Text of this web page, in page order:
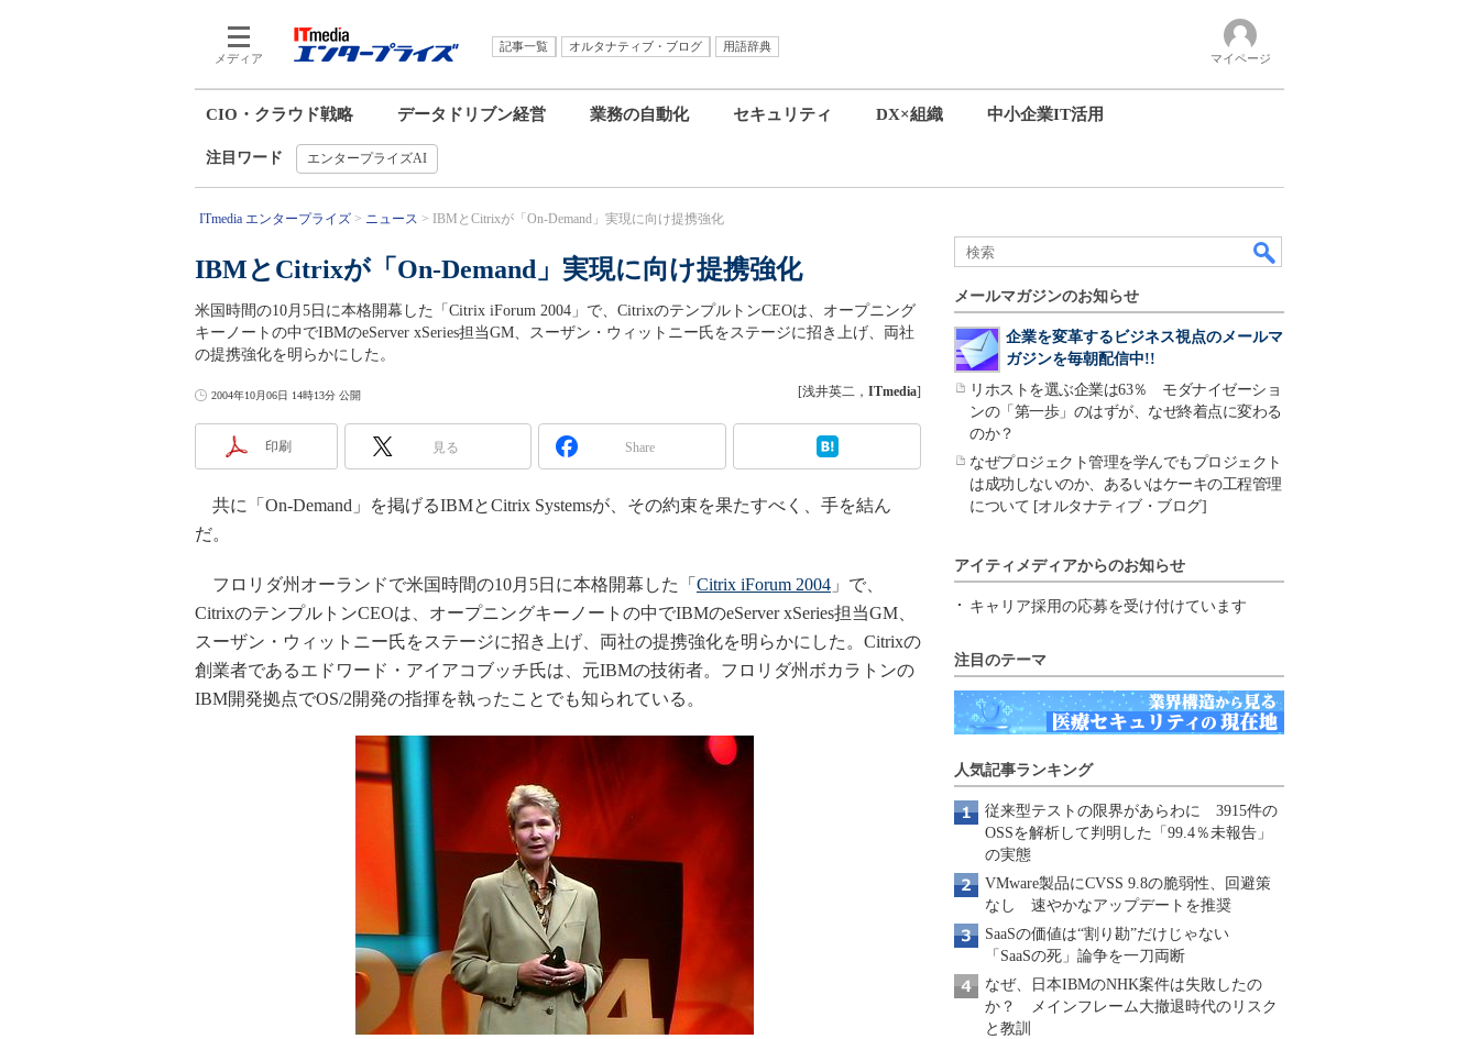
メディア
記事一覧 オルタナティブ・ブログ
用語辞典
マイページ
CIO・クラウド戦略 データドリブン経営 業務の自動化 セキュリティ DX×組織 中小企業IT活用
注目ワード エンタープライズAI
ITmedia エンタープライズ ニュース IBMとCitrixが「On-Demand」実現に向け提携強化
IBMとCitrixが「On-Demand」実現に向け提携強化
米国時間の10月5日に本格開幕した「Citrix iForum 2004」で、CitrixのテンプルトンCEOは、オープニング
キーノートの中でIBMのeServer xSeries担当GM、スーザン・ウィットニー氏をステージに招き上げ、両社
の提携強化を明らかにした。
2004年10月06日 14時13分 公開 [浅井英二， ITmedia]
印刷 見る Share
共に「On-Demand」を掲げるIBMとCitrix Systemsが、その約束を果たすべく、手を結ん
だ。
フロリダ州オーランドで米国時間の10月5日に本格開幕した「 Citrix iForum 2004 」で、
CitrixのテンプルトンCEOは、オープニングキーノートの中でIBMのeServer xSeries担当GM、
スーザン・ウィットニー氏をステージに招き上げ、両社の提携強化を明らかにした。Citrixの
創業者であるエドワード・アイアコブッチ氏は、元IBMの技術者。フロリダ州ボカラトンの
IBM開発拠点でOS/2開発の指揮を執ったことでも知られている。
メールマガジンのお知らせ
企業を変革するビジネス視点のメールマ
ガジンを毎朝配信中!!
リホストを選ぶ企業は63％ モダナイゼーショ
ンの「第一歩」のはずが、なぜ終着点に変わる
のか？
なぜプロジェクト管理を学んでもプロジェクト
は成功しないのか、あるいはケーキの工程管理
について [オルタナティブ・ブログ]
アイティメディアからのお知らせ
キャリア採用の応募を受け付けています
注目のテーマ
人気記事ランキング
従来型テストの限界があらわに 3915件の
OSSを解析して判明した「99.4％未報告」
の実態
VMware製品にCVSS 9.8の脆弱性、回避策
なし 速やかなアップデートを推奨
SaaSの価値は“割り勘”だけじゃない
「SaaSの死」論争を一刀両断
なぜ、日本IBMのNHK案件は失敗したの
か？ メインフレーム大撤退時代のリスク
と教訓